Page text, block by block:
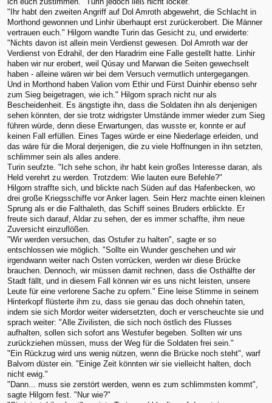
"Ihr habt den zweiten Angriff auf Dol Amroth abgewehrt, die Schlacht in
Morthond gewonnen und Linhir überhaupt erst zurückerobert. Die Männer
vertrauen euch." Hilgorn wandte Turin das Gesicht zu, und erwiderte:
"Nichts davon ist allein mein Verdienst gewesen. Dol Amroth war der
Verdienst von Edrahil, der den Haradrim eine Falle gestellt hatte. Linhir
haben wir nur erobert, weil Qúsay und Marwan die Seiten gewechselt
haben - alleine wären wir bei dem Versuch vermutlich untergegangen.
Und in Morthond haben Valion vom Ethir und Fürst Duinhir ebenso sehr
zum Sieg beigetragen, wie ich." Hilgorn sprach nicht nur als
Bescheidenheit. Es ängstigte ihn, dass die Soldaten ihn als denjenigen
sehen könnten, der sie trotz widrigster Umstände immer wieder zum Sieg
führen würde, denn diese Erwartungen, das wusste er, konnte er auf
keinen Fall erfüllen. Eines Tages würde er eine Niederlage erleiden, und
das wäre für die Moral derjenigen, die zu viele Hoffnungen in ihn setzten,
schlimmer sein als alles andere.
Turin seufzte. "Ich sehe schon, ihr habt kein großes Interesse daran, als
Held verehrt zu werden. Trotzdem: Wie lauten eure Befehle?"
Hilgorn straffte sich, und blickte nach Süden auf das Hafenbecken, wo
drei große Kriegsschiffe vor Anker lagen. Sein Herz machte einen kleinen
Sprung als er die Falthaleth, das Schiff seines Bruders erblickte. Er
freute sich darauf, Aldar zu sehen, der es immer schaffte, ihm neue
Zuversicht einzuflößen.
"Wir werden versuchen, das Ostufer zu halten", sagte er so
entschlossen wie möglich. "Sollte ein Wunder geschehen und wir
irgendwann weiter nach Osten vorrücken, werden wir diese Brücke
brauchen. Dennoch, wir müssen damit rechnen, dass die Osthälfte der
Stadt fällt, und in diesem Fall können wir es uns nicht leisten, unsere
Leute für eine verlorene Sache zu opfern." Eine leise Stimme in seinem
Hinterkopf flüsterte ihm zu, dass sie genau das doch ohnehin taten,
indem sie sich Mordor weiter widersetzten, doch er verscheuchte sie und
sprach weiter: "Alle Zivilisten, die sich noch östlich des Flusses
aufhalten, sollen sich sofort ans Westufer begeben. Sollten wir uns
zurückziehen müssen, muss der Weg für die Soldaten frei sein."
"Ein Rückzug wird uns wenig nützen, wenn die Brücke noch steht", warf
Balvorn düster ein. "Einige Zeit könnten wir sie vielleicht halten, doch
nicht ewig."
"Dann... muss sie zerstört werden, wenn es zum schlimmsten kommt",
sagte Hilgorn fest. "Nur wie?"